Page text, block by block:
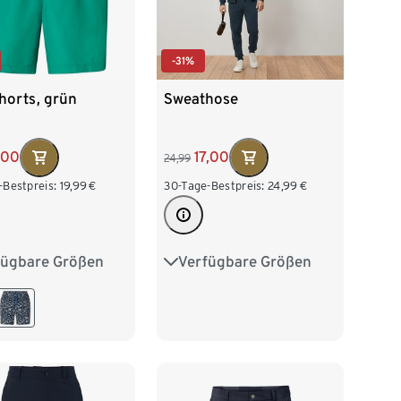
grün
Bestpreis: 19,99€
Größen
L 52/54
58
-31%
Sweathose
24,99 17,00
30-Tage-Bestpreis: 24,99 €
Verfügbare Größen
S 44/46 M 48/50